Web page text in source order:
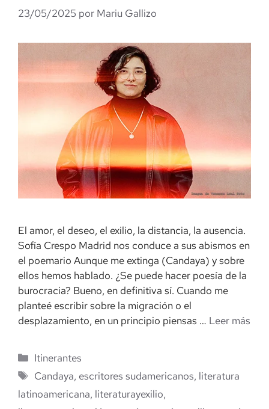
23/05/2025 por Mariu Gallizo
El amor, el deseo, el exilio, la distancia, la ausencia.
Sofía Crespo Madrid nos conduce a sus abismos en
el poemario Aunque me extinga (Candaya) y sobre
ellos hemos hablado. ¿Se puede hacer poesía de la
burocracia? Bueno, en definitiva sí. Cuando me
planteé escribir sobre la migración o el
desplazamiento, en un principio piensas … Leer más
Categorías
Itinerantes
Etiquetas
Candaya, escritores sudamericanos, literatura
latinoamericana, literaturayexilio,